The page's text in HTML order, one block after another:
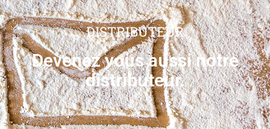
DISTRIBUTEUR
Devenez vous aussi notre
distributeur.